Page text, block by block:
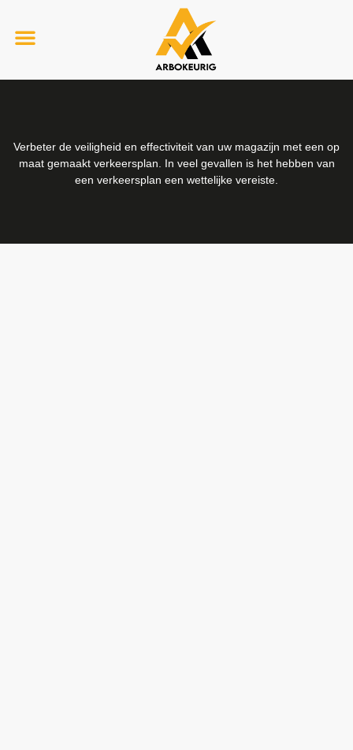
Verbeter de veiligheid en effectiviteit van uw magazijn met een op
maat gemaakt verkeersplan. In veel gevallen is het hebben van
een verkeersplan een wettelijke vereiste.